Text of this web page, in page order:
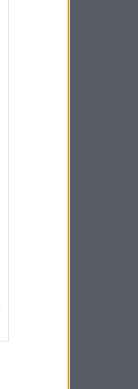
11:00
της
το Παρίσι και η
10:52
βλέπει το Βερολίνο
παγιδευμένο drone στη
τρομοκρατία
«Παθολογική
η οικογένεια
την κατάρριψη